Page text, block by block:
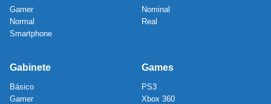
Gamer
Normal
Smartphone
Nominal
Real
Gabinete
Básico
Gamer
Games
PS3
Xbox 360